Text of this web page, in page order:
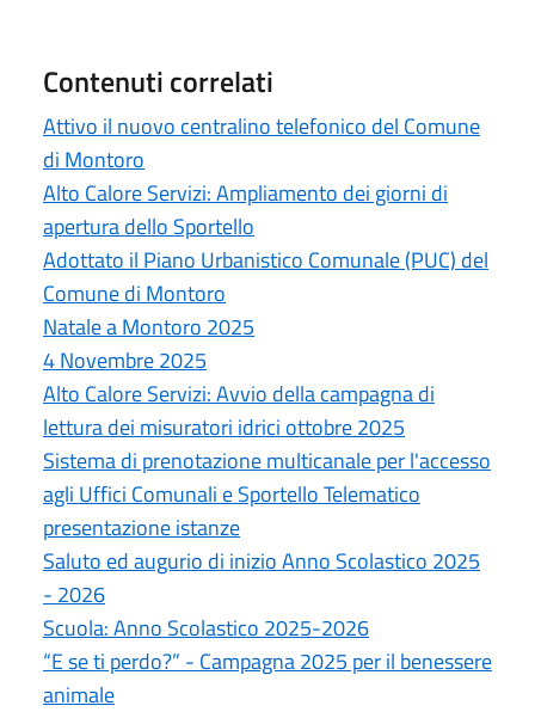
Contenuti correlati
Attivo il nuovo centralino telefonico del Comune
di Montoro
Alto Calore Servizi: Ampliamento dei giorni di
apertura dello Sportello
Adottato il Piano Urbanistico Comunale (PUC) del
Comune di Montoro
Natale a Montoro 2025
4 Novembre 2025
Alto Calore Servizi: Avvio della campagna di
lettura dei misuratori idrici ottobre 2025
Sistema di prenotazione multicanale per l'accesso
agli Uffici Comunali e Sportello Telematico
presentazione istanze
Saluto ed augurio di inizio Anno Scolastico 2025
- 2026
Scuola: Anno Scolastico 2025-2026
“E se ti perdo?” - Campagna 2025 per il benessere
animale